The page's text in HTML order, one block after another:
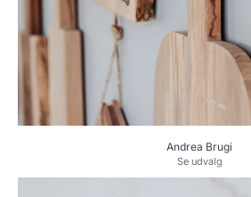
Andrea Brugi
Se udvalg